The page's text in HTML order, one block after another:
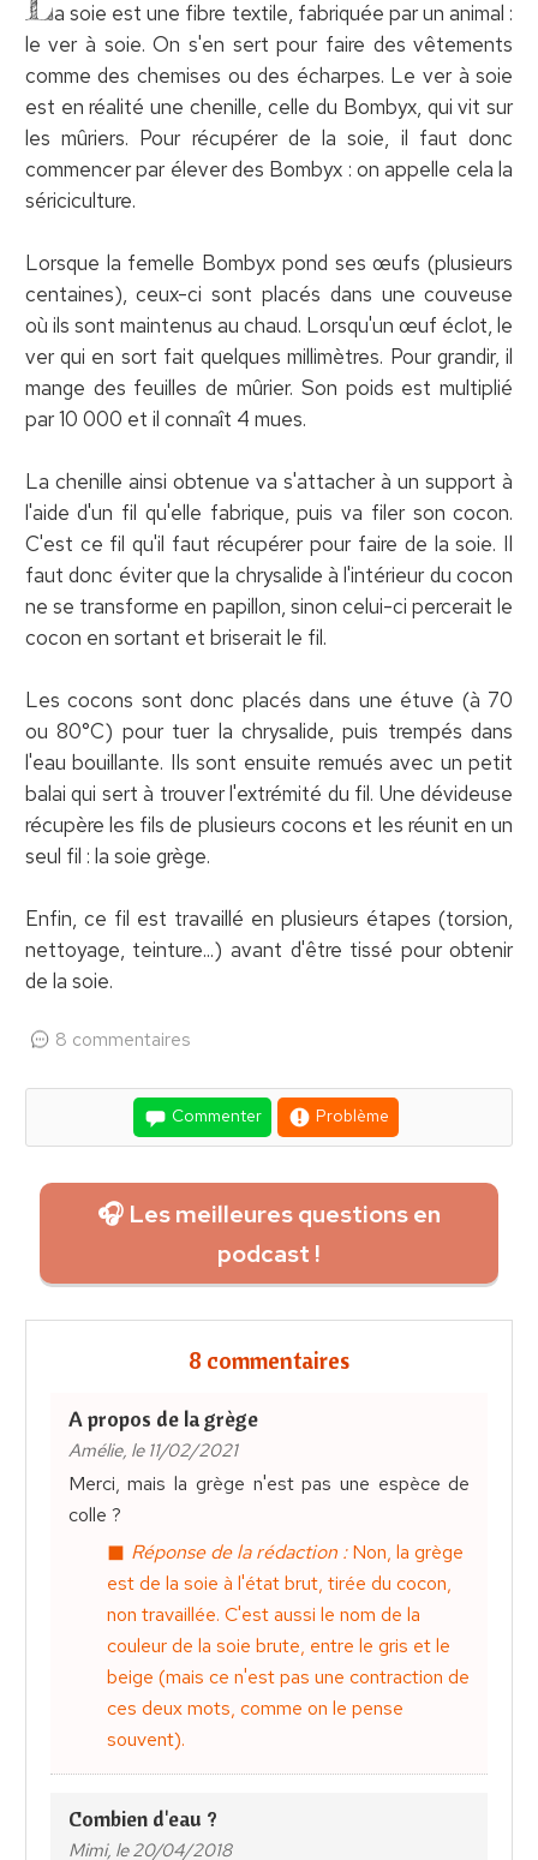
a soie est une fibre textile, fabriquée par un animal :
le ver à soie. On s'en sert pour faire des vêtements
comme des chemises ou des écharpes. Le ver à soie
est en réalité une chenille, celle du Bombyx, qui vit sur
les mûriers. Pour récupérer de la soie, il faut donc
commencer par élever des Bombyx : on appelle cela la
sériciculture.
Lorsque la femelle Bombyx pond ses œufs (plusieurs
centaines), ceux-ci sont placés dans une couveuse
où ils sont maintenus au chaud. Lorsqu'un œuf éclot, le
ver qui en sort fait quelques millimètres. Pour grandir, il
mange des feuilles de mûrier. Son poids est multiplié
par 10 000 et il connaît 4 mues.
La chenille ainsi obtenue va s'attacher à un support à
l'aide d'un fil qu'elle fabrique, puis va filer son cocon.
C'est ce fil qu'il faut récupérer pour faire de la soie. Il
faut donc éviter que la chrysalide à l'intérieur du cocon
ne se transforme en papillon, sinon celui-ci percerait le
cocon en sortant et briserait le fil.
Les cocons sont donc placés dans une étuve (à 70
ou 80°C) pour tuer la chrysalide, puis trempés dans
l'eau bouillante. Ils sont ensuite remués avec un petit
balai qui sert à trouver l'extrémité du fil. Une dévideuse
récupère les fils de plusieurs cocons et les réunit en un
seul fil : la soie grège.
Enfin, ce fil est travaillé en plusieurs étapes (torsion,
nettoyage, teinture...) avant d'être tissé pour obtenir
de la soie.
8 commentaires
Commenter Problème
🎧 Les meilleures questions en
podcast !
8 commentaires
A propos de la grège
Amélie, le 11/02/2021
Merci, mais la grège n'est pas une espèce de
colle ?
Réponse de la rédaction :Non, la grège
est de la soie à l'état brut, tirée du cocon,
non travaillée. C'est aussi le nom de la
couleur de la soie brute, entre le gris et le
beige (mais ce n'est pas une contraction de
ces deux mots, comme on le pense
souvent).
Combien d'eau ?
Mimi, le 20/04/2018